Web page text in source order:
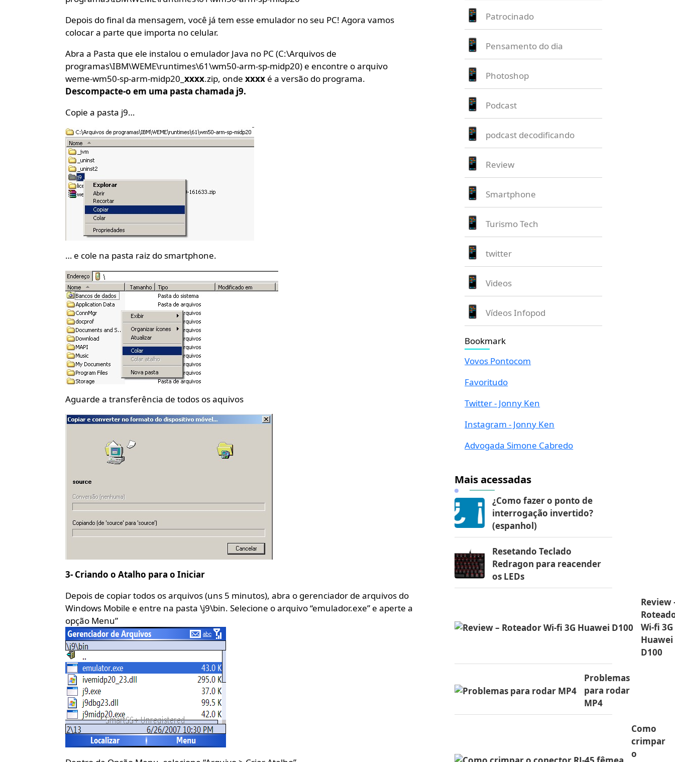
Depois do final da mensagem, você já tem esse emulador no seu PC! Agora vamos
colocar a parte que importa no celular.
Abra a Pasta que ele instalou o emulador Java no PC (C:\Arquivos de
programas\IBM\WEME\runtimes\61\wm50-arm-sp-midp20) e encontre o arquivo
weme-wm50-sp-arm-midp20_ xxxx.zip, onde xxxx é a versão do programa.
Descompacte-o em uma pasta chamada j9.
Copie a pasta j9…
… e cole na pasta raiz do smartphone.
Aguarde a transferência de todos os aquivos
3- Criando o Atalho para o Iniciar
Depois de copiar todos os arquivos (uns 5 minutos), abra o gerenciador de arquivos do
Windows Mobile e entre na pasta \j9\bin. Selecione o arquivo “emulador.exe” e aperte a
opção Menu”
Patrocinado
Pensamento do dia
Photoshop
Podcast
podcast decodificando
Review
Smartphone
Turismo Tech
twitter
Videos
Vídeos Infopod
Bookmark
Vovos Pontocom
Favoritudo
Twitter - Jonny Ken
Instagram - Jonny Ken
Advogada Simone Cabredo
Mais acessadas
¿Como fazer o ponto de
interrogação invertido?
(espanhol)
Resetando Teclado
Redragon para reacender
os LEDs
Review
Wi-fi 3G
Huawei
D100
Problemas
para rodar
MP4
Como
crimpar
o